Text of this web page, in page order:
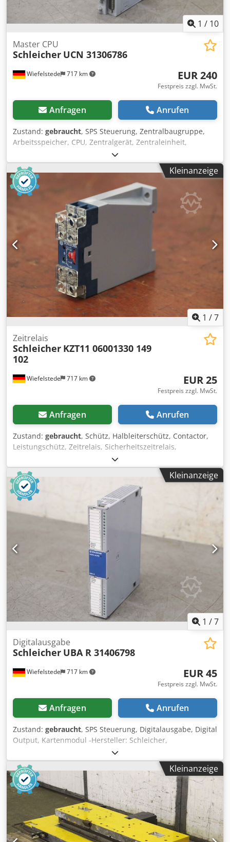
1 / 10
Wiefelstede 717 km
Master CPU
Schleicher UCN 31306786
EUR 240
Festpreis zzgl. MwSt.
Anfragen Anrufen
Zustand: gebraucht, SPS Steuerung, Zentralbaugruppe,
Arbeitsspeicher, CPU, Zentralgerät, Zentraleinheit,
Kompaktgerät, Kompakt-CPU, Central Processing Unit -
Hersteller: Schleicher, Master CPU Central Processing Unit
-Typ: UCN 31306786 -Anzahl: 1x Modul vorhanden
Crjdpfxeqku Nfo Agksf -Abmessungen: 150/35/H200 mm -
Gewicht: 0,6 kg
Kleinanzeige
1 /7
Wiefelstede 717 km
Zeitrelais
Schleicher KZT11 06001330 149
102
EUR 25
Festpreis zzgl. MwSt.
Anfragen Anrufen
Zustand: gebraucht, Schütz, Halbleiterschütz, Contactor,
Leistungschütz, Zeitrelais, Sicherheitszeitrelais,
Sicherheitssteuerung, , Motorschütz, Hifsschütz
Codpjtvhthsfx Agkjrf -Hersteller: Schleicher, Zeitrelais -Typ:
KZT11 .: 06001330 149 102 -Anzahl: 3 Stück Reiais
vorhanden -Preis: pro Stück -Abmessung: 100/25/H75 mm -
Gewicht: 0,1 kg/St.
Kleinanzeige
1 /7
Wiefelstede 717 km
Digitalausgabe
Schleicher UBA R 31406798
EUR 45
Festpreis zzgl. MwSt.
Anfragen Anrufen
Zustand: gebraucht, SPS Steuerung, Digitalausgabe, Digital
Output, Kartenmodul -Hersteller: Schleicher,
Digitalausgabe Digital Output 24VDC/2A -Typ: UBA R
31406798 -Anzahl: 1x Modul vorhanden -Preis: pro Stück -
Abmessungen: 150/35/H200 mm Crsdsqku Nbopfx Agkjf -
Gewicht: 0,6 kg/St
Kleinanzeige